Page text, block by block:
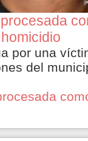
por una
del